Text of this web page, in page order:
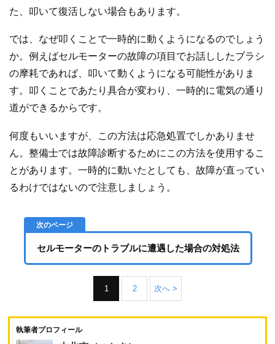
た、叩いて復活しない場合もあります。
では、なぜ叩くことで一時的に動くようになるのでしょう
か。例えばセルモーターの故障の項目でお話ししたブラシ
の摩耗であれば、叩いて動くようになる可能性がありま
す。叩くことであたり具合が変わり、一時的に電気の通り
道ができるからです。
何度もいいますが、この方法は応急処置でしかありませ
ん。整備士では故障診断するためにこの方法を使用するこ
とがあります。一時的に動いたとしても、故障が直ってい
るわけではないので注意しましょう。
セルモーターのトラブルに遭遇した場合の対処法
1 2 次へ >
執筆者プロフィール